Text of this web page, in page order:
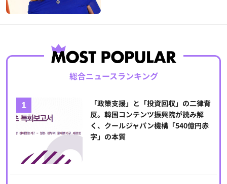
総合ニュースランキング
「政策支援」と「投資回収」の二律背
反。韓国コンテンツ振興院が読み解
く、クールジャパン機構「540億円赤
字」の本質